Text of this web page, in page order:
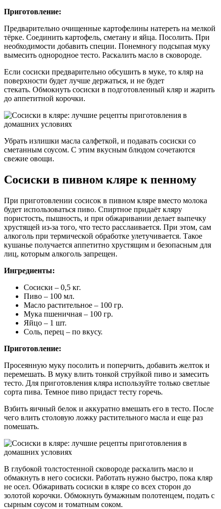
Приготовление:
Предварительно очищенные картофелины натереть на мелкой
тёрке. Соединить картофель, сметану и яйца. Посолить. При
необходимости добавить специи. Понемногу подсыпая муку
вымесить однородное тесто. Раскалить масло в сковороде.
Если сосиски предварительно обсушить в муке, то кляр на
поверхности будет лучше держаться, и не будет
стекать. Обмокнуть сосиски в подготовленный кляр и жарить
до аппетитной корочки.
Убрать излишки масла салфеткой, и подавать сосиски со
сметанным соусом. С этим вкусным блюдом сочетаются
свежие овощи.
Сосиски в пивном кляре к пенному
При приготовлении сосисок в пивном кляре вместо молока
будет использоваться пиво. Спиртное придаёт кляру
пористость, пышность, и при обжаривании делает выпечку
хрустящей из-за того, что тесто расслаивается. При этом, сам
алкоголь при термической обработке улетучивается. Такое
кушанье получается аппетитно хрустящим и безопасным для
лиц, которым алкоголь запрещен.
Ингредиенты:
Сосиски – 0,5 кг.
Пиво – 100 мл.
Масло растительное – 100 гр.
Мука пшеничная – 100 гр.
Яйцо – 1 шт.
Соль, перец – по вкусу.
Приготовление:
Просеянную муку посолить и поперчить, добавить желток и
перемешать. В муку влить тонкой струйкой пиво и замесить
тесто. Для приготовления кляра используйте только светлые
сорта пива. Темное пиво придаст тесту горечь.
Взбить яичный белок и аккуратно вмешать его в тесто. После
чего влить столовую ложку растительного масла и еще раз
помешать.
В глубокой толстостенной сковороде раскалить масло и
обмакнуть в него сосиски. Работать нужно быстро, пока кляр
не осел. Обжаривать сосиски в кляре со всех сторон до
золотой корочки. Обмокнуть бумажным полотенцем, подать с
сырным соусом и томатным соком.